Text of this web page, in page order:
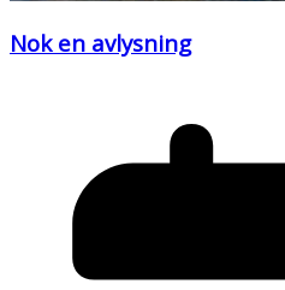
Nok en avlysning